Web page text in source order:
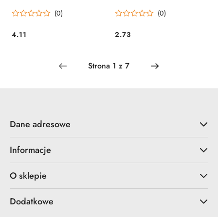
(0)
Cena:
4.11
(0)
Cena:
2.73
Dane adresowe
Informacje
O sklepie
Dodatkowe